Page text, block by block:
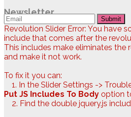
Newsletter
Submit
Revolution Slider Error: You have
include that comes after the
This includes make eliminates the
and make it not work.
To fix it you can:
1. In the Slider Settings ->
Put JS Includes To Body option
2. Find the double jquery.js